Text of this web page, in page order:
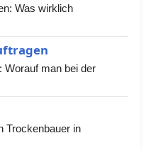
Was wirklich
Worauf man bei der
Trockenbauer in